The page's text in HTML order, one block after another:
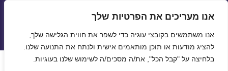
אנו מעריכים את הפרטיות שלך
אנו משתמשים בקובצי עוגיה כדי לשפר את חווית הגלישה שלך,
להציג מודעות או תוכן מותאמים אישית ולנתח את התנועה שלנו.
בלחיצה על "קבל הכל", את/ה מסכים/ה לשימוש שלנו בעוגיות.
תפריטים
ווידג'טים